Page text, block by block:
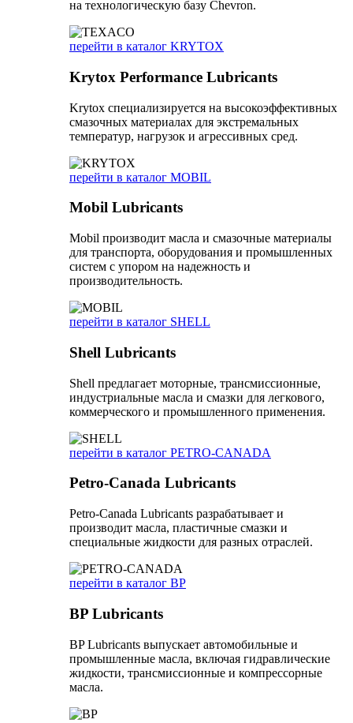
на технологическую базу Chevron.
перейти в каталог KRYTOX
Krytox Performance Lubricants
Krytox специализируется на высокоэффективных
смазочных материалах для экстремальных
температур, нагрузок и агрессивных сред.
перейти в каталог MOBIL
Mobil Lubricants
Mobil производит масла и смазочные материалы
для транспорта, оборудования и промышленных
систем с упором на надежность и
производительность.
перейти в каталог SHELL
Shell Lubricants
Shell предлагает моторные, трансмиссионные,
индустриальные масла и смазки для легкового,
коммерческого и промышленного применения.
перейти в каталог PETRO-CANADA
Petro-Canada Lubricants
Petro-Canada Lubricants разрабатывает и
производит масла, пластичные смазки и
специальные жидкости для разных отраслей.
перейти в каталог BP
BP Lubricants
BP Lubricants выпускает автомобильные и
промышленные масла, включая гидравлические
жидкости, трансмиссионные и компрессорные
масла.